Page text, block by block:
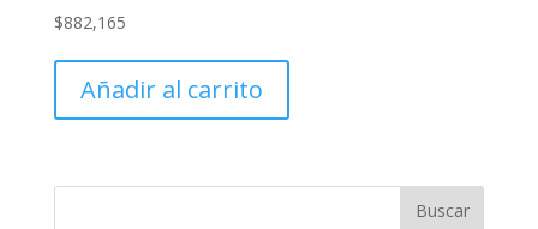
$882,165
Añadir al carrito